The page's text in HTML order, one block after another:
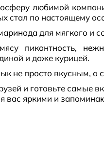
любимой
стал по настоящему
для мягкого и
пикантность,
и даже курицей.
не просто вкусным, а
и готовьте самые
вас яркими и